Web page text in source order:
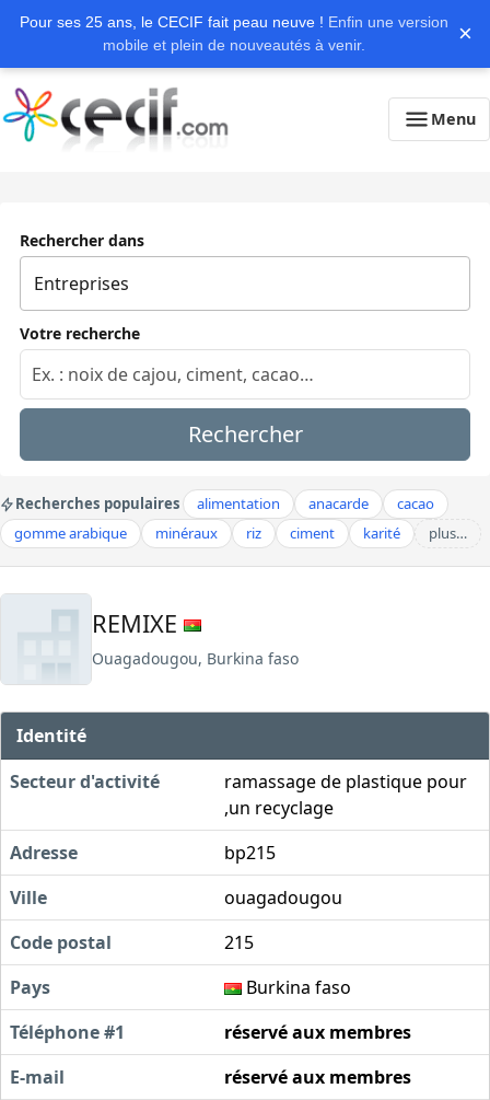
Pour ses 25 ans, le CECIF fait peau neuve ! Enfin une version
mobile et plein de nouveautés à venir.
×
Menu
Rechercher dans
Votre recherche
Rechercher
Recherches populaires alimentation anacarde
cacao
gomme arabique
minéraux riz ciment karité plus…
REMIXE
Ouagadougou, Burkina faso
Identité
Secteur d'activité
ramassage de plastique pour
,un recyclage
Adresse
bp215
Ville
ouagadougou
Code postal
215
Pays
Burkina faso
Téléphone #1
réservé aux membres
E-mail
réservé aux membres